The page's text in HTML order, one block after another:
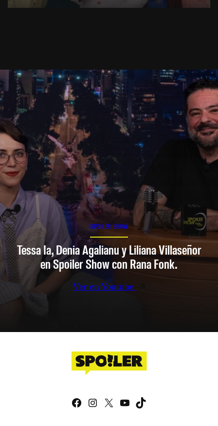
SPOILER SHOW
Tessa Ia, Denia Agalianu y Liliana Villaseñor
en Spoiler Show con Rana Fonk.
Ver en Youtube
Facebook
Instagram
X YouTube